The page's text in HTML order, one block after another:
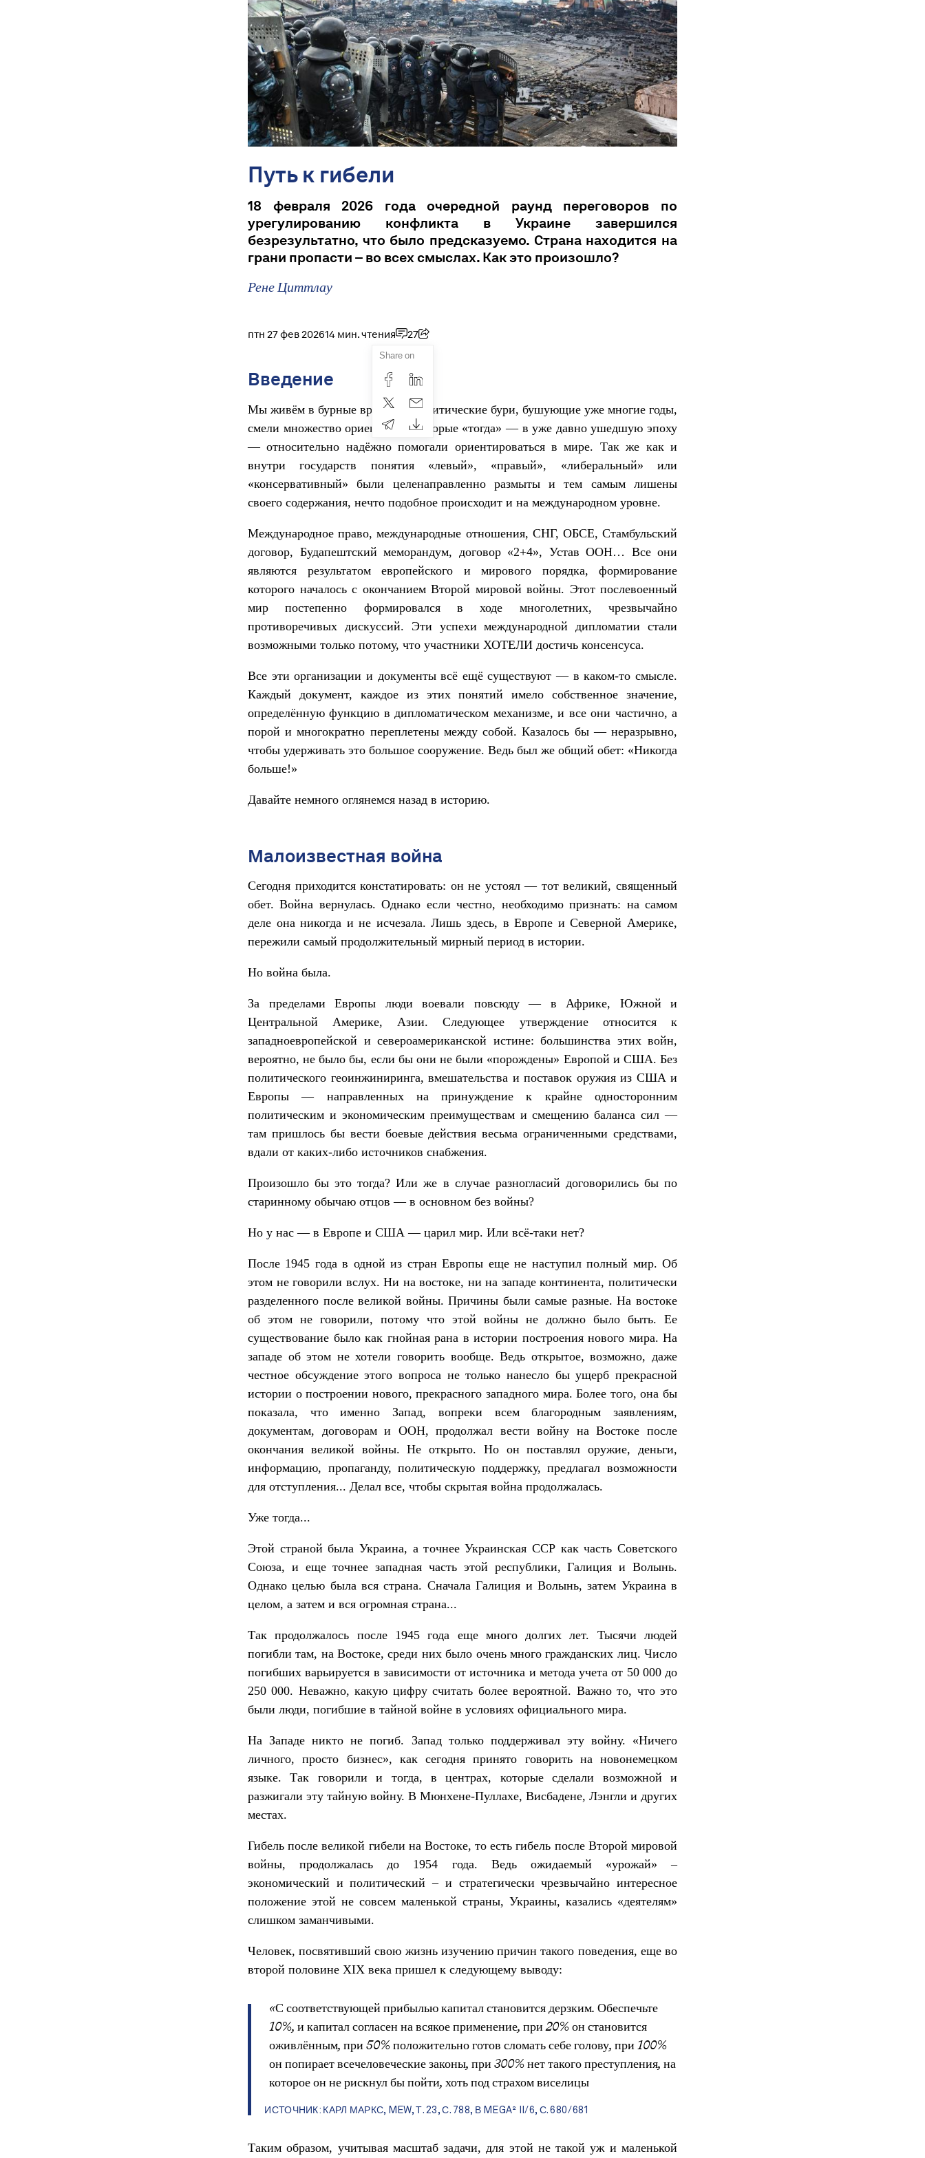
Путь к гибели
18 февраля 2026 года очередной раунд переговоров по
урегулированию конфликта в Украине завершился
безрезультатно, что было предсказуемо. Страна находится на
грани пропасти – во всех смыслах. Как это произошло?
Рене Циттлау
птн 27 фев 202614 мин. чтения 27
Share on
Введение
Мы живём в бурные времена. Политические бури, бушующие уже многие годы,
смели множество ориентиров, которые «тогда» — в уже давно ушедшую эпоху
— относительно надёжно помогали ориентироваться в мире. Так же как и
внутри государств понятия «левый», «правый», «либеральный» или
«консервативный» были целенаправленно размыты и тем самым лишены
своего содержания, нечто подобное происходит и на международном уровне.
Международное право, международные отношения, СНГ, ОБСЕ, Стамбульский
договор, Будапештский меморандум, договор «2+4», Устав ООН… Все они
являются результатом европейского и мирового порядка, формирование
которого началось с окончанием Второй мировой войны. Этот послевоенный
мир постепенно формировался в ходе многолетних, чрезвычайно
противоречивых дискуссий. Эти успехи международной дипломатии стали
возможными только потому, что участники ХОТЕЛИ достичь консенсуса.
Все эти организации и документы всё ещё существуют — в каком-то смысле.
Каждый документ, каждое из этих понятий имело собственное значение,
определённую функцию в дипломатическом механизме, и все они частично, а
порой и многократно переплетены между собой. Казалось бы — неразрывно,
чтобы удерживать это большое сооружение. Ведь был же общий обет: «Никогда
больше!»
Давайте немного оглянемся назад в историю.
Малоизвестная война
Сегодня приходится констатировать: он не устоял — тот великий, священный
обет. Война вернулась. Однако если честно, необходимо признать: на самом
деле она никогда и не исчезала. Лишь здесь, в Европе и Северной Америке,
пережили самый продолжительный мирный период в истории.
Но война была.
За пределами Европы люди воевали повсюду — в Африке, Южной и
Центральной Америке, Азии. Следующее утверждение относится к
западноевропейской и североамериканской истине: большинства этих войн,
вероятно, не было бы, если бы они не были «порождены» Европой и США. Без
политического геоинжиниринга, вмешательства и поставок оружия из США и
Европы — направленных на принуждение к крайне односторонним
политическим и экономическим преимуществам и смещению баланса сил —
там пришлось бы вести боевые действия весьма ограниченными средствами,
вдали от каких-либо источников снабжения.
Произошло бы это тогда? Или же в случае разногласий договорились бы по
старинному обычаю отцов — в основном без войны?
Но у нас — в Европе и США — царил мир. Или всё-таки нет?
После 1945 года в одной из стран Европы еще не наступил полный мир. Об
этом не говорили вслух. Ни на востоке, ни на западе континента, политически
разделенного после великой войны. Причины были самые разные. На востоке
об этом не говорили, потому что этой войны не должно было быть. Ее
существование было как гнойная рана в истории построения нового мира. На
западе об этом не хотели говорить вообще. Ведь открытое, возможно, даже
честное обсуждение этого вопроса не только нанесло бы ущерб прекрасной
истории о построении нового, прекрасного западного мира. Более того, она бы
показала, что именно Запад, вопреки всем благородным заявлениям,
документам, договорам и ООН, продолжал вести войну на Востоке после
окончания великой войны. Не открыто. Но он поставлял оружие, деньги,
информацию, пропаганду, политическую поддержку, предлагал возможности
для отступления... Делал все, чтобы скрытая война продолжалась.
Уже тогда...
Этой страной была Украина, а точнее Украинская ССР как часть Советского
Союза, и еще точнее западная часть этой республики, Галиция и Волынь.
Однако целью была вся страна. Сначала Галиция и Волынь, затем Украина в
целом, а затем и вся огромная страна...
Так продолжалось после 1945 года еще много долгих лет. Тысячи людей
погибли там, на Востоке, среди них было очень много гражданских лиц. Число
погибших варьируется в зависимости от источника и метода учета от 50 000 до
250 000. Неважно, какую цифру считать более вероятной. Важно то, что это
были люди, погибшие в тайной войне в условиях официального мира.
На Западе никто не погиб. Запад только поддерживал эту войну. «Ничего
личного, просто бизнес», как сегодня принято говорить на новонемецком
языке. Так говорили и тогда, в центрах, которые сделали возможной и
разжигали эту тайную войну. В Мюнхене-Пуллахе, Висбадене, Лэнгли и других
местах.
Гибель после великой гибели на Востоке, то есть гибель после Второй мировой
войны, продолжалась до 1954 года. Ведь ожидаемый «урожай» –
экономический и политический – и стратегически чрезвычайно интересное
положение этой не совсем маленькой страны, Украины, казались «деятелям»
слишком заманчивыми.
Человек, посвятивший свою жизнь изучению причин такого поведения, еще во
второй половине XIX века пришел к следующему выводу:
«С соответствующей прибылью капитал становится дерзким. Обеспечьте
10%, и капитал согласен на всякое применение, при 20% он становится
оживлённым, при 50% положительно готов сломать себе голову, при 100%
он попирает всечеловеческие законы, при 300% нет такого преступления, на
которое он не рискнул бы пойти, хоть под страхом виселицы
ИСТОЧНИК: КАРЛ МАРКС, MEW, Т. 23, С. 788, В MEGA² II/6, С. 680/681
Таким образом, учитывая масштаб задачи, для этой не такой уж и маленькой